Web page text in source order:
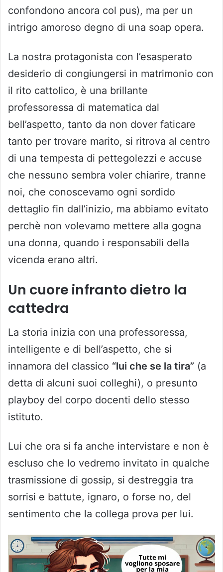
confondono ancora col pus), ma per un
intrigo amoroso degno di una soap opera.
La nostra protagonista con l’esasperato
desiderio di congiungersi in matrimonio con
il rito cattolico, è una brillante
professoressa di matematica dal
bell’aspetto, tanto da non dover faticare
tanto per trovare marito, si ritrova al centro
di una tempesta di pettegolezzi e accuse
che nessuno sembra voler chiarire, tranne
noi, che conoscevamo ogni sordido
dettaglio fin dall’inizio, ma abbiamo evitato
perchè non volevamo mettere alla gogna
una donna, quando i responsabili della
vicenda erano altri.
Un cuore infranto dietro la
cattedra
La storia inizia con una professoressa,
intelligente e di bell’aspetto, che si
innamora del classico “lui che se la tira” (a
detta di alcuni suoi colleghi), o presunto
playboy del corpo docenti dello stesso
istituto.
Lui che ora si fa anche intervistare e non è
escluso che lo vedremo invitato in qualche
trasmissione di gossip, si destreggia tra
sorrisi e battute, ignaro, o forse no, del
sentimento che la collega prova per lui.